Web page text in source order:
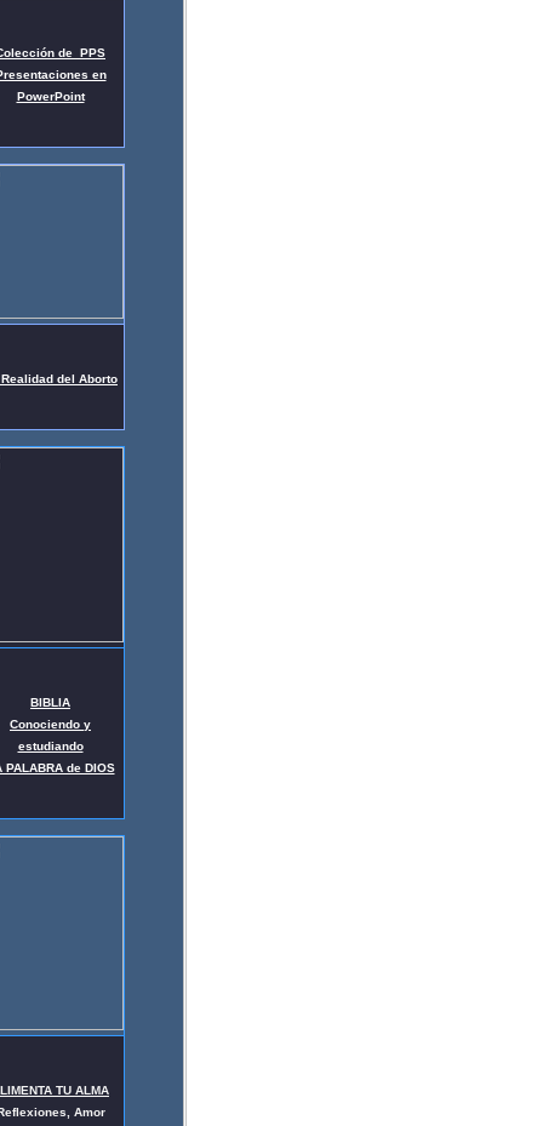
de PPS
en
PowerPoint
del Aborto
BIBLIA
Conociendo y
estudiando
PALABRA de DIOS
TU ALMA
Amor